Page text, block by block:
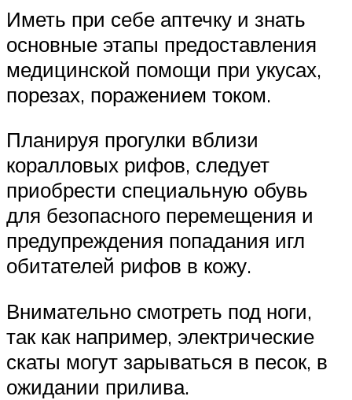
Иметь при себе аптечку и знать
основные этапы предоставления
медицинской помощи при укусах,
порезах, поражением током.
Планируя прогулки вблизи
коралловых рифов, следует
приобрести специальную обувь
для безопасного перемещения и
предупреждения попадания игл
обитателей рифов в кожу.
Внимательно смотреть под ноги,
так как например, электрические
скаты могут зарываться в песок, в
ожидании прилива.